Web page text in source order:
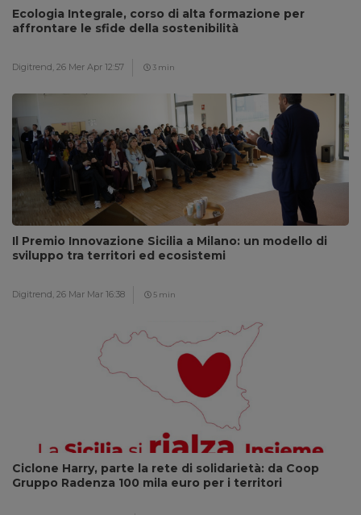
Ecologia Integrale, corso di alta formazione per
affrontare le sfide della sostenibilità
Digitrend, 26 Mer Apr 12:57 3 min
Il Premio Innovazione Sicilia a Milano: un modello di
sviluppo tra territori ed ecosistemi
Digitrend, 26 Mar Mar 16:38 5 min
Ciclone Harry, parte la rete di solidarietà: da Coop
Gruppo Radenza 100 mila euro per i territori